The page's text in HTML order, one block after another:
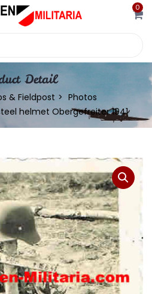
0
Detail
& Fieldpost
Photos
helmet Obergefreiter 1941